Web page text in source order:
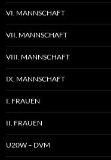
VI. MANNSCHAFT
VII. MANNSCHAFT
VIII. MANNSCHAFT
IX. MANNSCHAFT
I. FRAUEN
II. FRAUEN
U20W – DVM